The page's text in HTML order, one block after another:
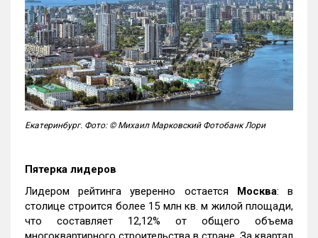
Екатеринбург. Фото: © Михаил Марковский Фотобанк Лори
Пятерка лидеров
Лидером рейтинга уверенно остается Москва: в
столице строится более 15 млн кв. м жилой площади,
что составляет 12,12% от общего объема